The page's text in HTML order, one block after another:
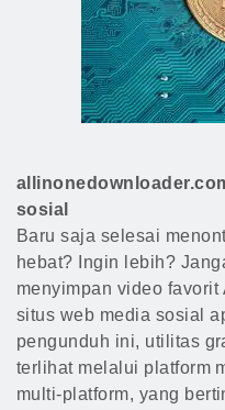
sosial
Baru saja selesai
hebat? Ingin lebih?
menyimpan video
situs web media sosial
pengunduh ini, utilitas
terlihat melalui platform
multi-platform, yang